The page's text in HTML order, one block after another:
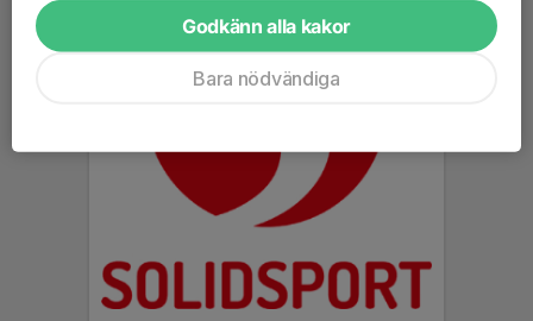
Godkänn alla kakor
Bara nödvändiga